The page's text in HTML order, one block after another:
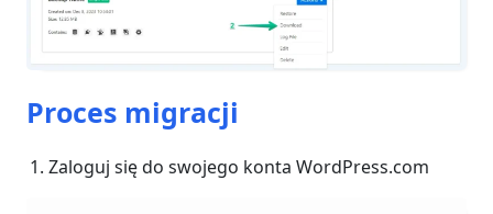
Proces migracji
Zaloguj się do swojego konta WordPress.com